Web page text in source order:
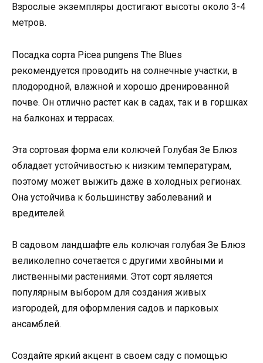
Взрослые экземпляры достигают высоты около 3-4
метров.
Посадка сорта Picea pungens The Blues
рекомендуется проводить на солнечные участки, в
плодородной, влажной и хорошо дренированной
почве. Он отлично растет как в садах, так и в горшках
на балконах и террасах.
Эта сортовая форма ели колючей Голубая Зе Блюз
обладает устойчивостью к низким температурам,
поэтому может выжить даже в холодных регионах.
Она устойчива к большинству заболеваний и
вредителей.
В садовом ландшафте ель колючая голубая Зе Блюз
великолепно сочетается с другими хвойными и
лиственными растениями. Этот сорт является
популярным выбором для создания живых
изгородей, для оформления садов и парковых
ансамблей.
Создайте яркий акцент в своем саду с помощью